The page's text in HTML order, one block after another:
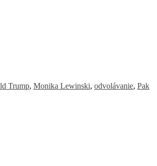
Trump, Monika Lewinski, odvolávanie, Pak